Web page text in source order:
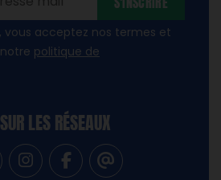
vous acceptez nos termes et
politique de
LES RÉSEAUX